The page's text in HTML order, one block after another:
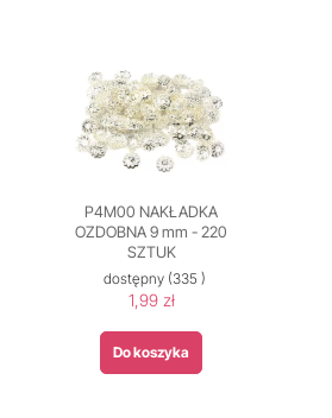
P4M00 NAKŁADKA
OZDOBNA 9 mm - 220
SZTUK
dostępny(335 )
1,99 zł
Do koszyka